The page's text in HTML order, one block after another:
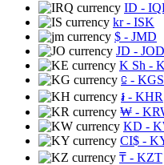
ID -
kr- ISK
$ - JMD
JD - JOD
K Sh -
⃀ - KGS
៛ - KHR
₩ -
KD -
CI$ -
₸ - KZT